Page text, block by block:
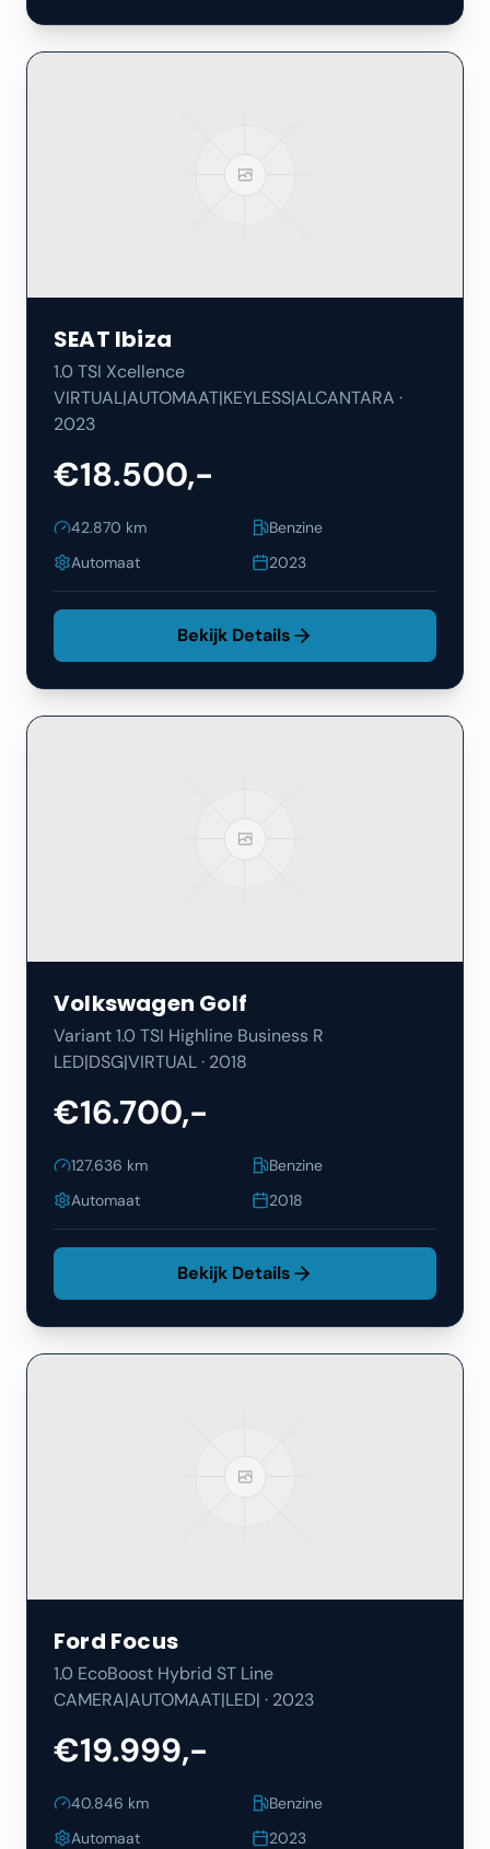
SEAT Ibiza
1.0 TSI Xcellence
VIRTUAL|AUTOMAAT|KEYLESS|ALCANTARA ·
2023
€18.500,-
42.870 km
Benzine
Automaat
2023
Bekijk Details
Volkswagen Golf
Variant 1.0 TSI Highline Business R
LED|DSG|VIRTUAL· 2018
€16.700,-
127.636 km
Benzine
Automaat
2018
Bekijk Details
Ford Focus
1.0 EcoBoost Hybrid ST Line
CAMERA|AUTOMAAT|LED| · 2023
€19.999,-
40.846 km
Benzine
Automaat
2023